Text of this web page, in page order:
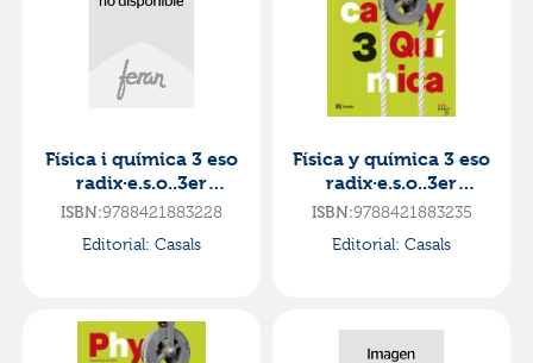
Física i química 3 eso
radix·e.s.o..3er
curso·radix cat
ISBN:9788421883228
Editorial: Casals
Física y química 3 eso
radix·e.s.o..3er
curso·radix esp
ISBN:9788421883235
Editorial: Casals